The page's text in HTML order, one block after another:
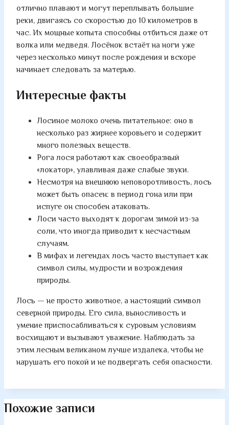
отлично плавают и могут переплывать большие
реки, двигаясь со скоростью до 10 километров в
час. Их мощные копыта способны отбиться даже от
волка или медведя. Лосёнок встаёт на ноги уже
через несколько минут после рождения и вскоре
начинает следовать за матерью.
Интересные факты
Лосиное молоко очень питательное: оно в
несколько раз жирнее коровьего и содержит
много полезных веществ.
Рога лося работают как своеобразный
«локатор», улавливая даже слабые звуки.
Несмотря на внешнюю неповоротливость, лось
может быть опасен: в период гона или при
испуге он способен атаковать.
Лоси часто выходят к дорогам зимой из-за
соли, что иногда приводит к несчастным
случаям.
В мифах и легендах лось часто выступает как
символ силы, мудрости и возрождения
природы.
Лось — не просто животное, а настоящий символ
северной природы. Его сила, выносливость и
умение приспосабливаться к суровым условиям
восхищают и вызывают уважение. Наблюдать за
этим лесным великаном лучше издалека, чтобы не
нарушать его покой и не подвергать себя опасности.
Похожие записи